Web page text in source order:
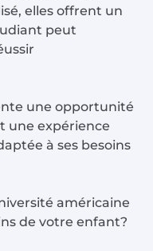
elles offrent un
peut
une opportunité
une expérience
à ses besoins
américaine
de votre enfant?